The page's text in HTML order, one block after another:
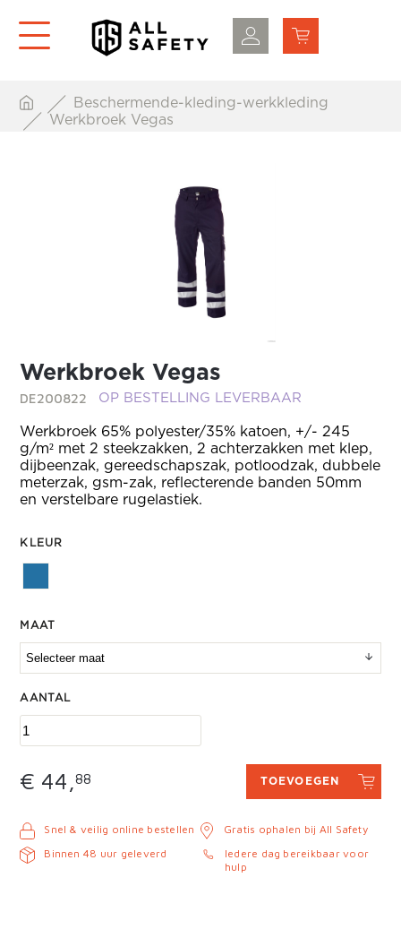
Beschermende-kleding-werkkleding
Werkbroek Vegas
Werkbroek Vegas
DE200822 OP BESTELLING LEVERBAAR
Werkbroek 65% polyester/35% katoen, +/- 245
g/m² met 2 steekzakken, 2 achterzakken met klep,
dijbeenzak, gereedschapszak, potloodzak, dubbele
meterzak, gsm-zak, reflecterende banden 50mm
en verstelbare rugelastiek.
KLEUR
MAAT
AANTAL
€ 44,88 TOEVOEGEN
Snel & veilig online bestellen
Binnen 48 uur geleverd
Gratis ophalen bij All Safety
Iedere dag bereikbaar voor
hulp